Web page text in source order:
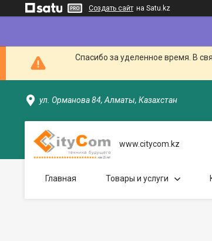
Создать сайт на Satu.kz
Спасибо за уделенное время. В
ул. Орманова 84, Алматы, Казахстан
www.citycom.kz
Главная Товары и услуги